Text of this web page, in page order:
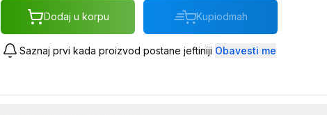
Dodaj u korpu Kupiodmah
Saznaj prvi kada proizvod postane jeftiniji Obavesti me